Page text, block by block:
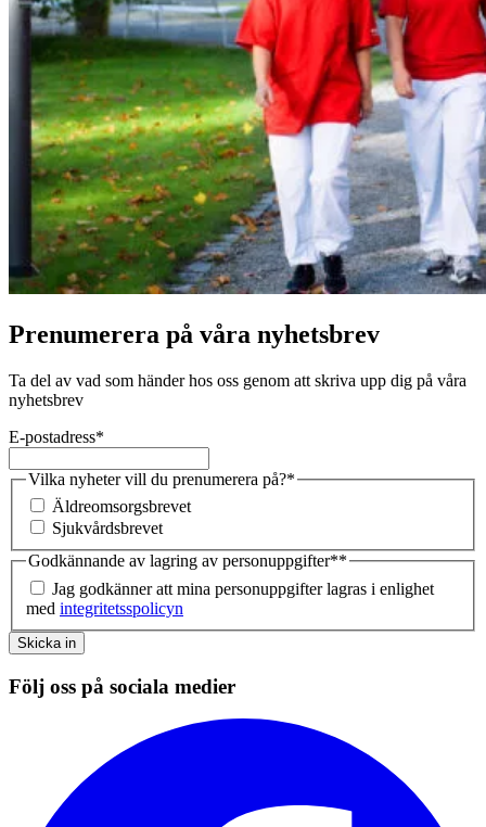
Prenumerera på våra nyhetsbrev
Ta del av vad som händer hos oss genom att skriva upp dig på våra
nyhetsbrev
E-postadress*
Vilka nyheter vill du prenumerera på?*
Äldreomsorgsbrevet
Sjukvårdsbrevet
Godkännande av lagring av personuppgifter**
Jag godkänner att mina personuppgifter lagras i enlighet
med integritetsspolicyn
Skicka in
Följ oss på sociala medier